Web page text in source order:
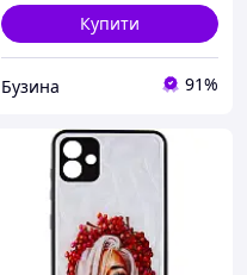
Купити
Бузина 91%